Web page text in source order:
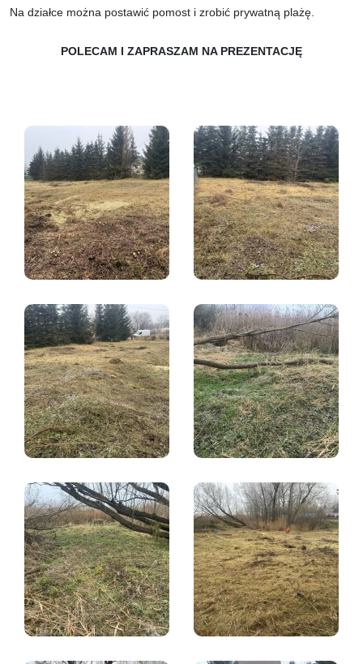
Na działce można postawić pomost i zrobić prywatną plażę.
POLECAM I ZAPRASZAM NA PREZENTACJĘ